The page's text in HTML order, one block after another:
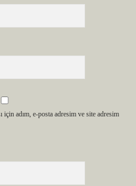
için adım, e-posta adresim ve site adresim